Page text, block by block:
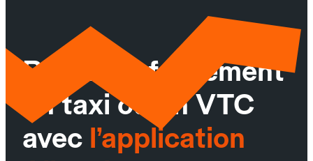
Réservez facilement
un taxi ou un VTC
avec l’application